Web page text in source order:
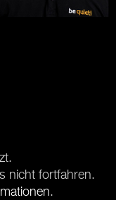
nicht fortfahren.
.